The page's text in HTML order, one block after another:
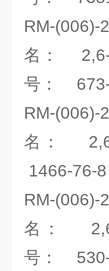
RM-
名： 2,6-
号：
RM-
名：
1466-76-8
RM-
名： 2,6-
号：